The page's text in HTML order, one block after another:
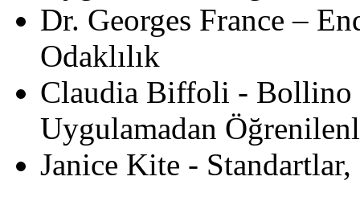
Dr. Georges France –
Odaklılık
Claudia Biffoli - Bollino
Uygulamadan
Janice Kite -